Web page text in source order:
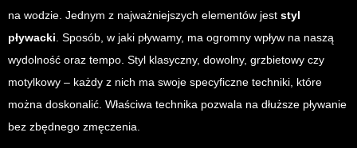
na wodzie. Jednym z najważniejszych elementów jest styl
pływacki . Sposób, w jaki pływamy, ma ogromny wpływ na naszą
wydolność oraz tempo. Styl klasyczny, dowolny, grzbietowy czy
motylkowy – każdy z nich ma swoje specyficzne techniki, które
można doskonalić. Właściwa technika pozwala na dłuższe pływanie
bez zbędnego zmęczenia.